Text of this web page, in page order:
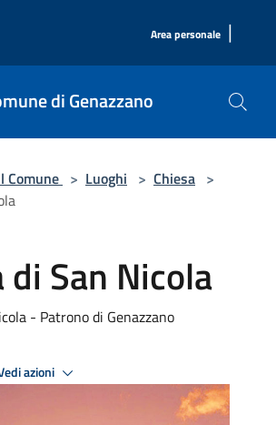
Area personale |
di Genazzano
Comune > Luoghi > Chiesa >
di San Nicola
- Patrono di Genazzano
azioni